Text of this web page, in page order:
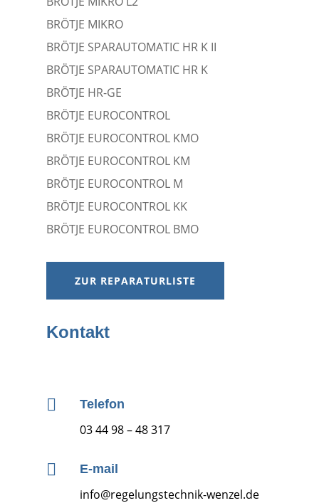
BRÖTJE MIKRO
BRÖTJE SPARAUTOMATIC HR K II
BRÖTJE SPARAUTOMATIC HR K
BRÖTJE HR-GE
BRÖTJE EUROCONTROL
BRÖTJE EUROCONTROL KMO
BRÖTJE EUROCONTROL KM
BRÖTJE EUROCONTROL M
BRÖTJE EUROCONTROL KK
BRÖTJE EUROCONTROL BMO
ZUR REPARATURLISTE
Kontakt
 Telefon
03 44 98 – 48 317
 E-mail
info@regelungstechnik-wenzel.de